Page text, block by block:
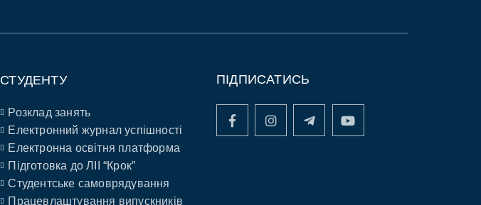
СТУДЕНТУ
Розклад занять
Електронний журнал успішності
Електронна освітня платформа
Підготовка до ЛІІ “Крок”
Студентське самоврядування
Працевлаштування випускників
ПІДПИСАТИСЬ